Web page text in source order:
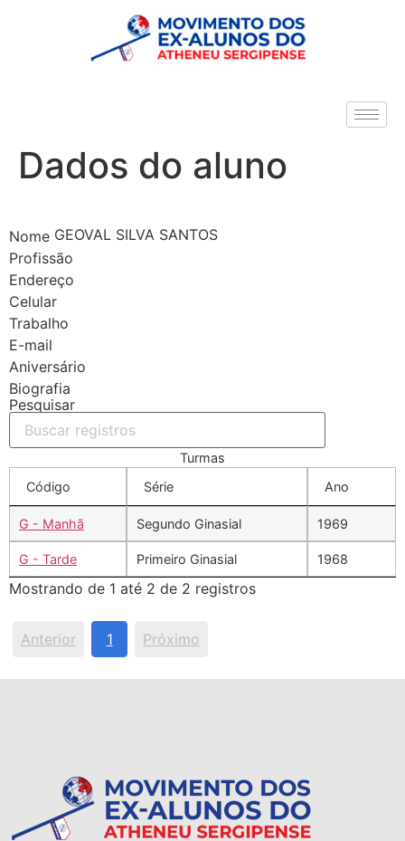
Dados do aluno
Nome GEOVAL SILVA SANTOS
Profissão
Endereço
Celular
Trabalho
E-mail
Aniversário
Biografia
Pesquisar
Turmas
Código
Série Ano
G - Manhã Segundo Ginasial 1969
G - Tarde Primeiro Ginasial 1968
Mostrando de 1 até 2 de 2 registros
Anterior 1 Próximo